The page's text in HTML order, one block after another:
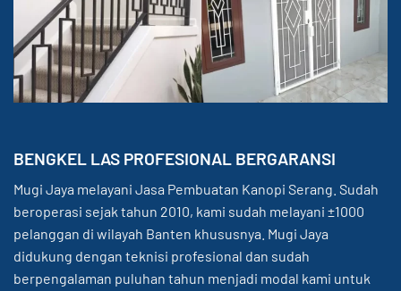
BENGKEL LAS PROFESIONAL BERGARANSI
Mugi Jaya melayani Jasa Pembuatan Kanopi Serang. Sudah
beroperasi sejak tahun 2010, kami sudah melayani ±1000
pelanggan di wilayah Banten khususnya. Mugi Jaya
didukung dengan teknisi profesional dan sudah
berpengalaman puluhan tahun menjadi modal kami untuk